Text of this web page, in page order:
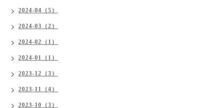
2024-04（5）
2024-03（2）
2024-02（1）
2024-01（1）
2023-12（3）
2023-11（4）
2023-10（3）